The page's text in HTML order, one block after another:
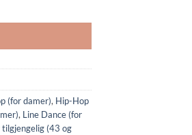
(for damer), Hip-Hop
, Line Dance (for
(43 og